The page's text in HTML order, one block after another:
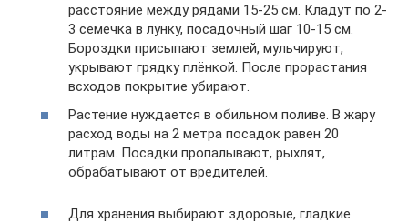
расстояние между рядами 15-25 см. Кладут по 2-
3 семечка в лунку, посадочный шаг 10-15 см.
Бороздки присыпают землей, мульчируют,
укрывают грядку плёнкой. После прорастания
всходов покрытие убирают.
Растение нуждается в обильном поливе. В жару
расход воды на 2 метра посадок равен 20
литрам. Посадки пропалывают, рыхлят,
обрабатывают от вредителей.
Для хранения выбирают здоровые, гладкие